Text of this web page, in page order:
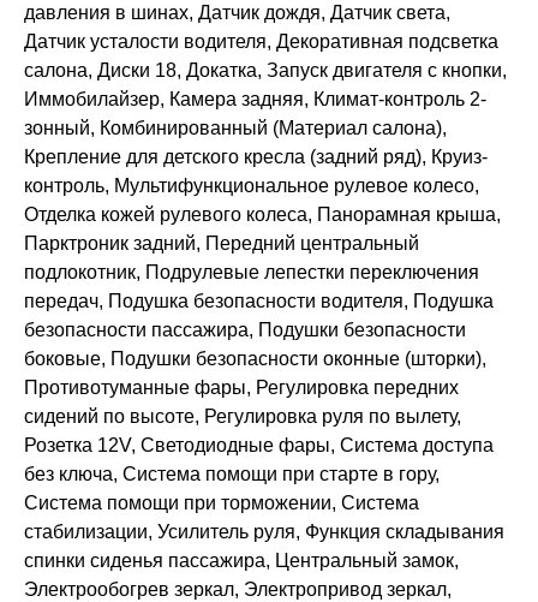
давления в шинах, Датчик дождя, Датчик света,
Датчик усталости водителя, Декоративная подсветка
салона, Диски 18, Докатка, Запуск двигателя с кнопки,
Иммобилайзер, Камера задняя, Климат-контроль 2-
зонный, Комбинированный (Материал салона),
Крепление для детского кресла (задний ряд), Круиз-
контроль, Мультифункциональное рулевое колесо,
Отделка кожей рулевого колеса, Панорамная крыша,
Парктроник задний, Передний центральный
подлокотник, Подрулевые лепестки переключения
передач, Подушка безопасности водителя, Подушка
безопасности пассажира, Подушки безопасности
боковые, Подушки безопасности оконные (шторки),
Противотуманные фары, Регулировка передних
сидений по высоте, Регулировка руля по вылету,
Розетка 12V, Светодиодные фары, Система доступа
без ключа, Система помощи при старте в гору,
Система помощи при торможении, Система
стабилизации, Усилитель руля, Функция складывания
спинки сиденья пассажира, Центральный замок,
Электрообогрев зеркал, Электропривод зеркал,